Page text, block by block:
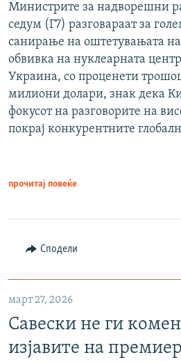
Министрите за надворешни
седум (Г7) разговараат за
санирање на оштетувањата
обвивка на нуклеарната
Украина, со проценети
милиони долари, знак дека
фокусот на разговорите на
покрај конкурентните
прочитај повеќе
Сподели
март 27, 2026
Савески не ги
изјавите на